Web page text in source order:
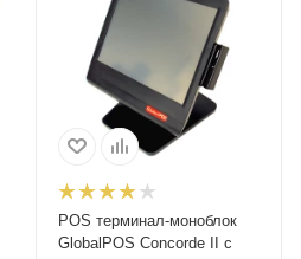
POS терминал-моноблок
GlobalPOS Concorde II c